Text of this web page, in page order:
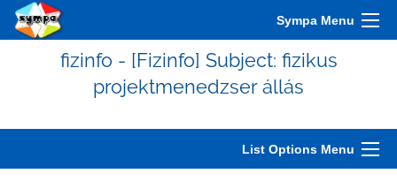
Sympa Menu
fizinfo - [Fizinfo] Subject: fizikus
projektmenedzser állás
List Options Menu